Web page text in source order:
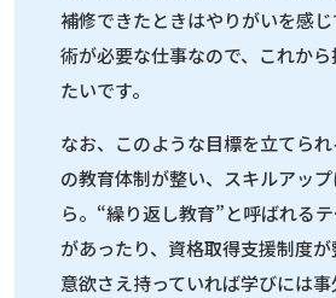
補修できたときはやりがいを感
術が必要な仕事なので、これか
たいです。
なお、このような目標を立てら
の教育体制が整い、スキルアッ
ら。“繰り返し教育”と呼ばれる
があったり、資格取得支援制度が
意欲さえ持っていれば学びには事